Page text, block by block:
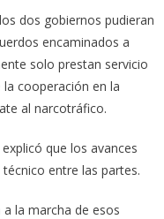
dos gobiernos pudieran
encaminados a
solo prestan servicio
cooperación en la
al narcotráfico.
que los avances
entre las partes.
la marcha de esos